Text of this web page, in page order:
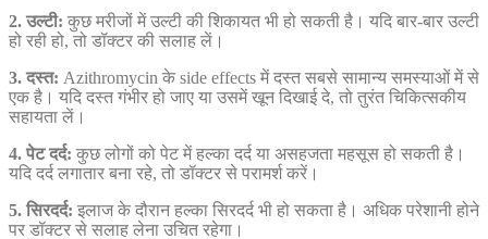
2. उल्टी: कुछ मरीजों में उल्टी की शिकायत भी हो सकती है। यदि बार-बार उल्टी
हो रही हो, तो डॉक्टर की सलाह लें।
3. दस्त: Azithromycin के side effects में दस्त सबसे सामान्य समस्याओं में से
एक है। यदि दस्त गंभीर हो जाए या उसमें खून दिखाई दे, तो तुरंत चिकित्सकीय
सहायता लें।
4. पेट दर्द: कुछ लोगों को पेट में हल्का दर्द या असहजता महसूस हो सकती है।
यदि दर्द लगातार बना रहे, तो डॉक्टर से परामर्श करें।
5. सिरदर्द: इलाज के दौरान हल्का सिरदर्द भी हो सकता है। अधिक परेशानी होने
पर डॉक्टर से सलाह लेना उचित रहेगा।